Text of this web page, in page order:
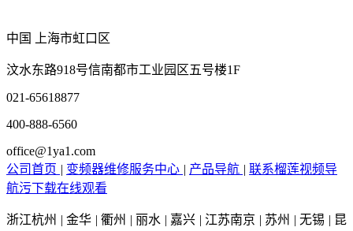
中国 上海市虹口区
汶水东路918号信南都市工业园区五号楼1F
021-65618877
400-888-6560
office@1ya1.com
公司首页 | 变频器维修服务中心 | 产品导航 | 联系榴莲视频导
航污下载在线观看
浙江杭州 | 金华 | 衢州 | 丽水 | 嘉兴 | 江苏南京 | 苏州 | 无锡 | 昆